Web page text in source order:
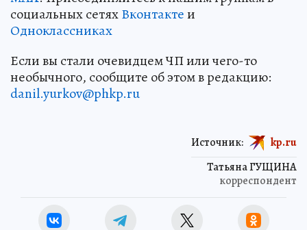
социальных сетяхВконтактеи
Одноклассниках
Если вы стали очевидцем ЧП или чего-то
необычного, сообщите об этом в редакцию:
danil.yurkov@phkp.ru
Татьяна ГУЩИНА
корреспондент
Источник: kp.ru